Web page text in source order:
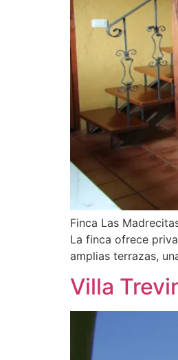
Finca Las
La finca ofrece
amplias terrazas,
Villa